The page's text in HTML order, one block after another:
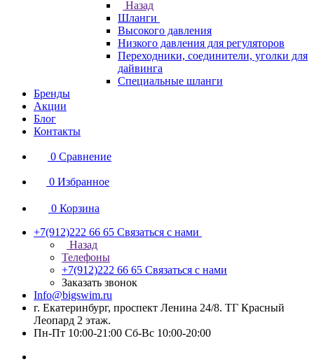
Назад
Шланги
Высокого давления
Низкого давления для регуляторов
Переходники, соединители, уголки для
дайвинга
Специальные шланги
Бренды
Акции
Блог
Контакты
0 Сравнение
0 Избранное
0 Корзина
+7(912)222 66 65 Связаться с нами
Назад
Телефоны
+7(912)222 66 65 Связаться с нами
Заказать звонок
Info@bigswim.ru
г. Екатеринбург, проспект Ленина 24/8. ТГ Красный
Леопард 2 этаж.
Пн-Пт 10:00-21:00 Сб-Вс 10:00-20:00